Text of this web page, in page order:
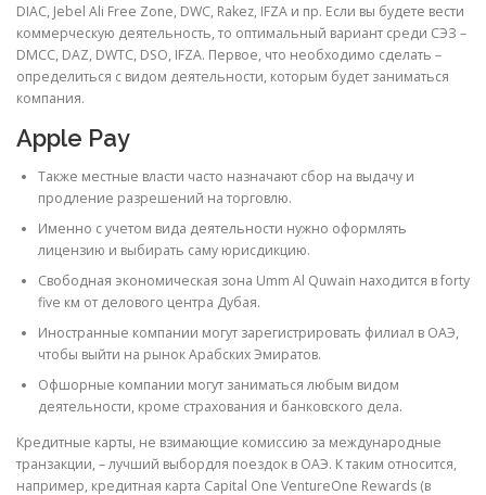
DIAC, Jebel Ali Free Zone, DWC, Rakez, IFZA и пр. Если вы будете вести
коммерческую деятельность, то оптимальный вариант среди СЭЗ –
DMCC, DAZ, DWTC, DSO, IFZA. Первое, что необходимо сделать –
определиться с видом деятельности, которым будет заниматься
компания.
Apple Pay
Также местные власти часто назначают сбор на выдачу и
продление разрешений на торговлю.
Именно с учетом вида деятельности нужно оформлять
лицензию и выбирать саму юрисдикцию.
Свободная экономическая зона Umm Al Quwain находится в forty
five км от делового центра Дубая.
Иностранные компании могут зарегистрировать филиал в ОАЭ,
чтобы выйти на рынок Арабских Эмиратов.
Офшорные компании могут заниматься любым видом
деятельности, кроме страхования и банковского дела.
Кредитные карты, не взимающие комиссию за международные
транзакции, – лучший выбордля поездок в ОАЭ. К таким относится,
например, кредитная карта Capital One VentureOne Rewards (в